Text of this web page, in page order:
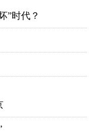
”时代？